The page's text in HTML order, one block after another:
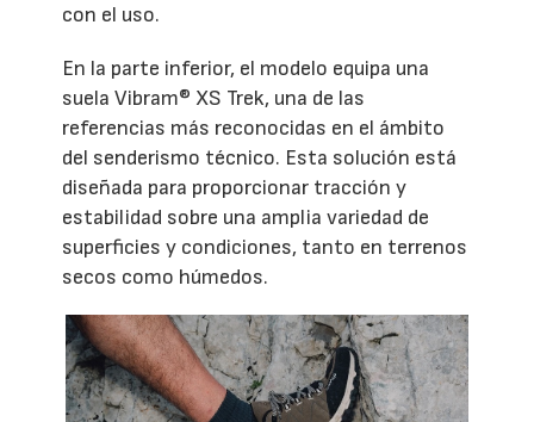
con el uso.
En la parte inferior, el modelo equipa una
suela Vibram® XS Trek, una de las
referencias más reconocidas en el ámbito
del senderismo técnico. Esta solución está
diseñada para proporcionar tracción y
estabilidad sobre una amplia variedad de
superficies y condiciones, tanto en terrenos
secos como húmedos.